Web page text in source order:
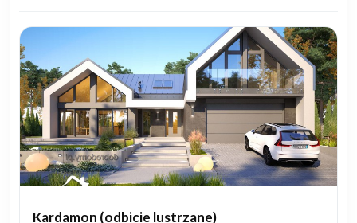
Kardamon (odbicie lustrzane)